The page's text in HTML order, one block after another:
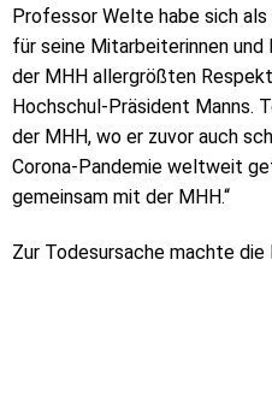
Professor Welte habe sich
für seine Mitarbeiterinnen
der MHH allergrößten
Hochschul-Präsident Manns.
der MHH, wo er zuvor auch
Corona-Pandemie weltweit
gemeinsam mit der MHH.“
Zur Todesursache machte die